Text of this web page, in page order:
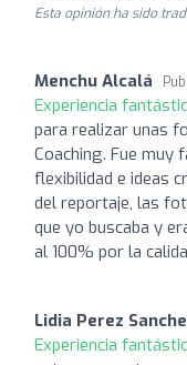
Esta opinión ha sido
Menchu Alcalá
Experiencia
para realizar unas
Coaching. Fue muy
flexibilidad e ideas
del reportaje, las
que yo buscaba y
al 100% por la
Lidia Perez
Experiencia